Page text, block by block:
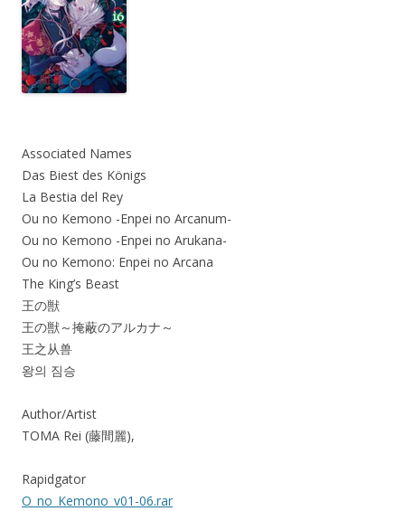
Associated Names
Das Biest des Königs
La Bestia del Rey
Ou no Kemono -Enpei no Arcanum-
Ou no Kemono -Enpei no Arukana-
Ou no Kemono: Enpei no Arcana
The King’s Beast
王の獣
王の獣～掩蔽のアルカナ～
王之从兽
왕의 짐승
Author/Artist
TOMA Rei (藤間麗),
Rapidgator
O_no_Kemono_v01-06.rar